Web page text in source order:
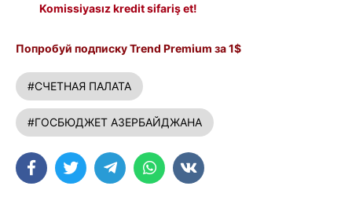
Komissiyasız kredit sifariş et!
Попробуй подписку Trend Premium за 1$
#СЧЕТНАЯ ПАЛАТА
#ГОСБЮДЖЕТ АЗЕРБАЙДЖАНА